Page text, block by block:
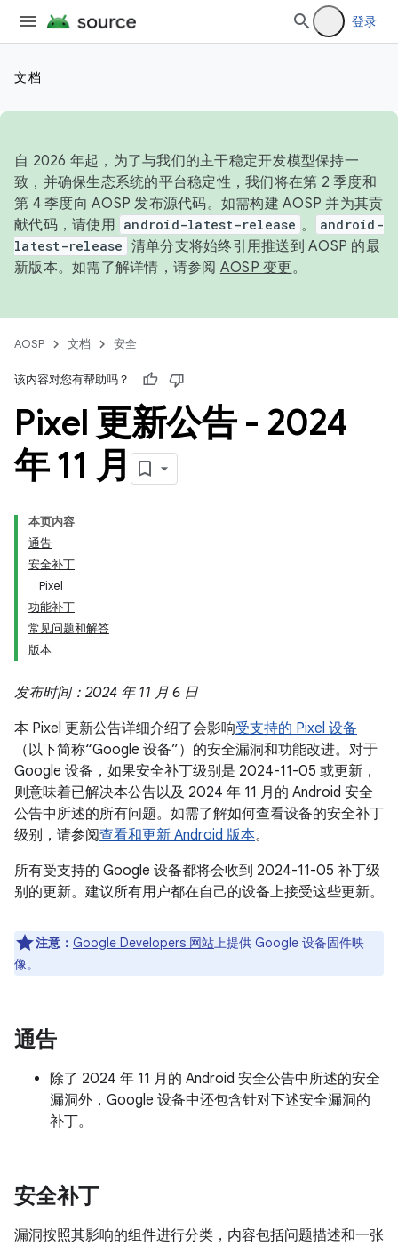
登录
文档
自 2026 年起，为了与我们的主干稳定开发模型保持一
致，并确保生态系统的平台稳定性，我们将在第 2 季度和
第 4 季度向 AOSP 发布源代码。如需构建 AOSP 并为其贡
献代码，请使用 android-latest-release 。
android-
latest-release 清单分支将始终引用推送到 AOSP 的最
新版本。如需了解详情，请参阅 AOSP 变更。
AOSP 文档 安全
该内容对您有帮助吗？
Pixel 更新公告 - 2024
年 11 月
本页内容
通告
安全补丁
Pixel
功能补丁
常见问题和解答
版本
发布时间：2024 年 11 月 6 日
本 Pixel 更新公告详细介绍了会影响受支持的 Pixel 设备
（以下简称“Google 设备”）的安全漏洞和功能改进。对于
Google 设备，如果安全补丁级别是 2024-11-05 或更新，
则意味着已解决本公告以及 2024 年 11 月的 Android 安全
公告中所述的所有问题。如需了解如何查看设备的安全补丁
级别，请参阅查看和更新 Android 版本。
所有受支持的 Google 设备都将会收到 2024-11-05 补丁级
别的更新。建议所有用户都在自己的设备上接受这些更新。
注意： Google Developers 网站上提供 Google 设备固件映
像。
通告
除了 2024 年 11 月的 Android 安全公告中所述的安全
漏洞外，Google 设备中还包含针对下述安全漏洞的
补丁。
安全补丁
漏洞按照其影响的组件进行分类，内容包括问题描述和一张